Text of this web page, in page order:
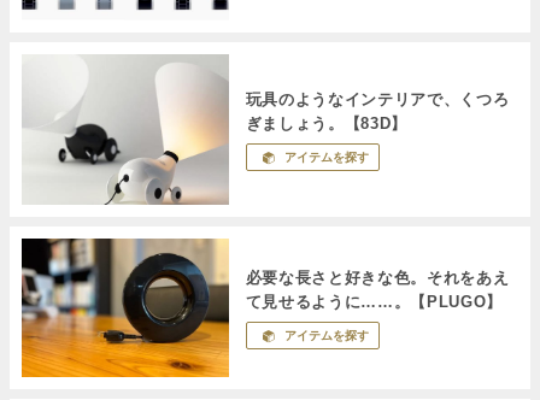
玩具のようなインテリアで、くつろ
ぎましょう。【83D】
アイテムを探す
必要な長さと好きな色。それをあえ
て見せるように……。【PLUGO】
アイテムを探す